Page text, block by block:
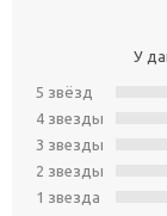
У
5 звёзд
4 звeзды
3 звeзды
2 звeзды
1 звeзда